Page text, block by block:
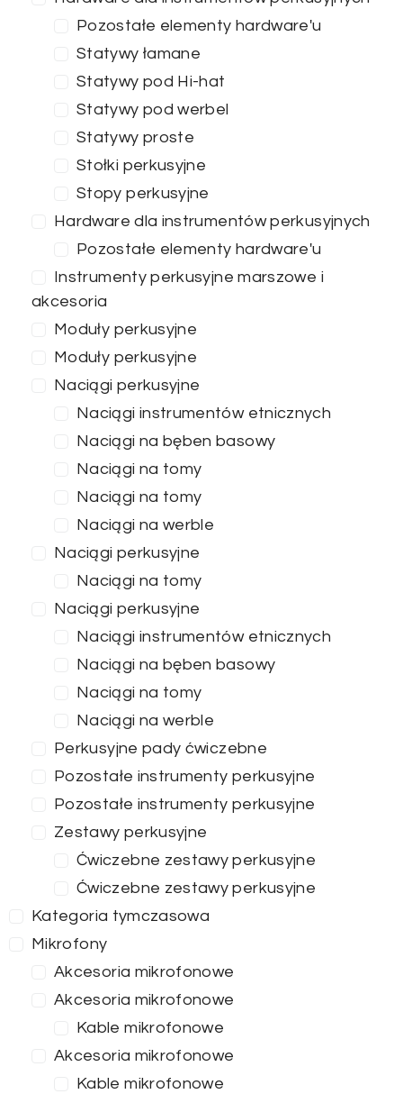
Pozostałe elementy hardware'u
Statywy łamane
Statywy pod Hi-hat
Statywy pod werbel
Statywy proste
Stołki perkusyjne
Stopy perkusyjne
Hardware dla instrumentów perkusyjnych
Pozostałe elementy hardware'u
Instrumenty perkusyjne marszowe i
akcesoria
Moduły perkusyjne
Moduły perkusyjne
Naciągi perkusyjne
Naciągi instrumentów etnicznych
Naciągi na bęben basowy
Naciągi na tomy
Naciągi na tomy
Naciągi na werble
Naciągi perkusyjne
Naciągi na tomy
Naciągi perkusyjne
Naciągi instrumentów etnicznych
Naciągi na bęben basowy
Naciągi na tomy
Naciągi na werble
Perkusyjne pady ćwiczebne
Pozostałe instrumenty perkusyjne
Pozostałe instrumenty perkusyjne
Zestawy perkusyjne
Ćwiczebne zestawy perkusyjne
Ćwiczebne zestawy perkusyjne
Kategoria tymczasowa
Mikrofony
Akcesoria mikrofonowe
Akcesoria mikrofonowe
Kable mikrofonowe
Akcesoria mikrofonowe
Kable mikrofonowe
ZASTOSUJ FILTRY